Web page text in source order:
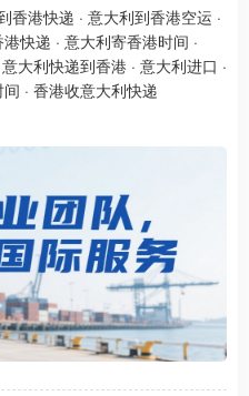
香港快递 · 意大利到香港空运 ·
快递 · 意大利寄香港时间 ·
意大利快递到香港 · 意大利进口 ·
· 香港收意大利快递